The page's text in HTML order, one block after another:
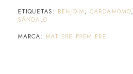
ETIQUETAS: BENJOIM, CARDAMOMO,
SÂNDALO
MARCA: MATIERE PREMIERE